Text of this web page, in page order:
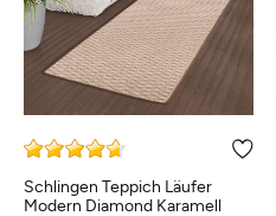
Schlingen Teppich Läufer
Modern Diamond Karamell